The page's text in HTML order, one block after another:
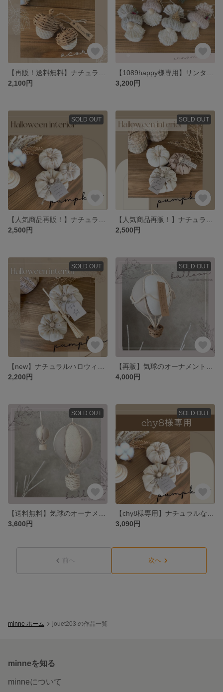
2,100円
3,200円
SOLD OUT
2,500円
SOLD OUT
2,500円
SOLD OUT
2,200円
SOLD OUT
4,000円
SOLD OUT
3,600円
SOLD OUT
3,090円
前へ 次へ
minne ホーム jouet203 の作品一覧
minneを知る
minneについて